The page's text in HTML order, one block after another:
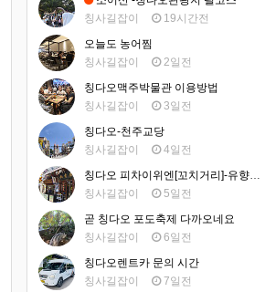
칭사길잡이
19시간전
오늘도 농어찜
칭사길잡이
2일전
칭다오맥주박물관 이용방법
칭사길잡이
3일전
칭다오-천주교당
칭사길잡이
4일전
칭다오 피차이위엔[꼬치거리]-유향거 맛집
칭사길잡이
5일전
곧 칭다오 포도축제 다까오네요
칭사길잡이
6일전
칭다오렌트카 문의 시간
칭사길잡이
7일전